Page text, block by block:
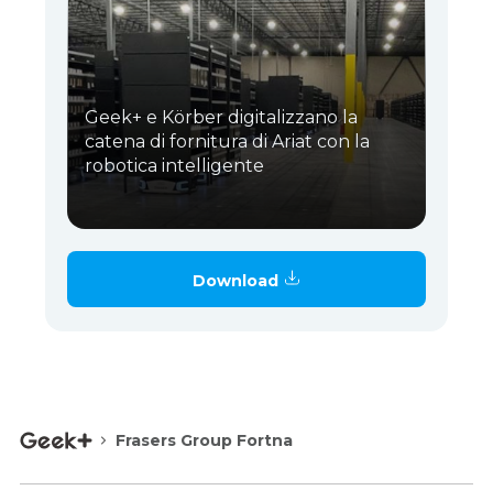
Geek+ e Körber digitalizzano la
catena di fornitura di Ariat con la
robotica intelligente
Download
Frasers Group Fortna